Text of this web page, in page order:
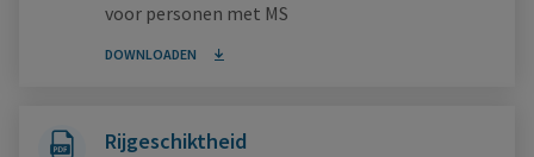
voor personen met MS
DOWNLOADEN
Rijgeschiktheid